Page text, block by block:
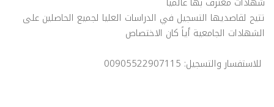
تتيح لقاصديها التسجيل في الدراسات العليا لجميع الحاصلين على
الشهادات الجامعية أياً كان الاختصاص
للاستفسار والتسجيل: 00905522907115